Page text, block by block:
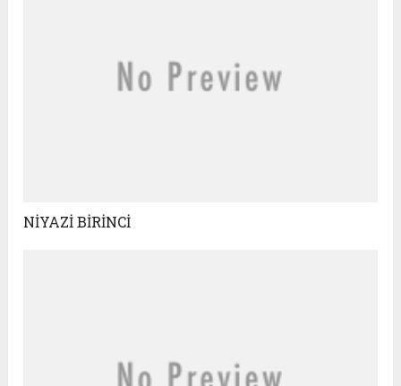
NİYAZİ BİRİNCİ